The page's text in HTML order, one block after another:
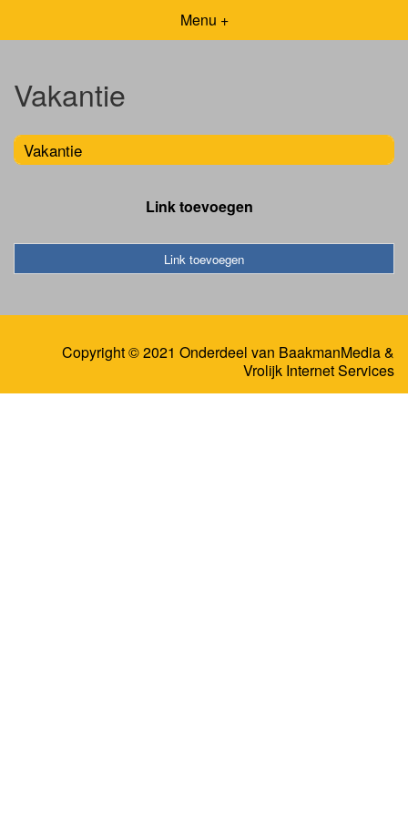
Menu +
Vakantie
Vakantie
Link toevoegen
Link toevoegen
Copyright © 2021 Onderdeel van BaakmanMedia&
Vrolijk Internet Services